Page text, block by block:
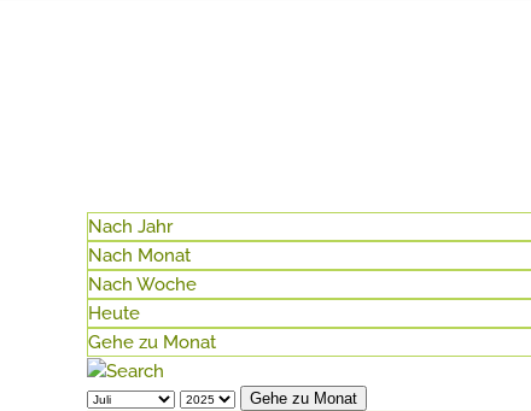
Nach Jahr
Nach Monat
Nach Woche
Heute
Gehe zu Monat
Gehe zu Monat